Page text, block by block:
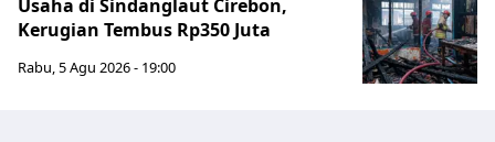
Usaha di Sindanglaut Cirebon,
Kerugian Tembus Rp350 Juta
Rabu, 5 Agu 2026 - 19:00